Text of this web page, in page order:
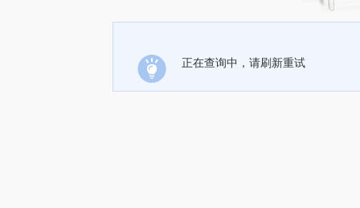
正在查询中，请刷新重试